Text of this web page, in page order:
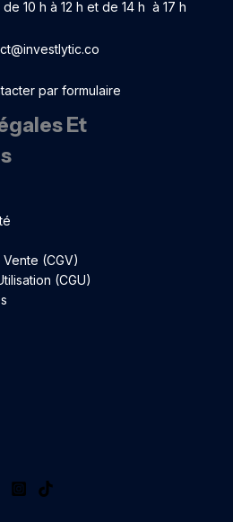
10 h à 12 h et de 14 h à 17 h
par formulaire
Et
(CGV)
(CGU)